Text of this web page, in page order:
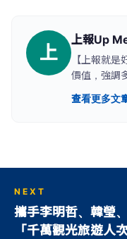
上
上報Up
【上報就
價值，強調
供讀者具有
查看更多文
NEXT
攜手李明哲、韓瑩
「千萬觀光旅遊人次